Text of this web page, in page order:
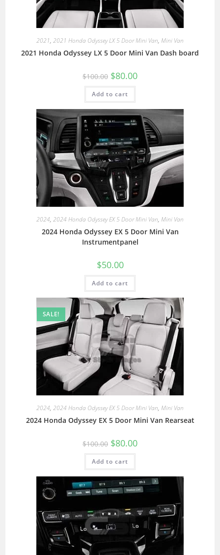
2021, 2021 Honda Odyssey LX 5 Door Mini Van, Mini Van
2021 Honda Odyssey LX 5 Door Mini Van Dash board
$100.00 $80.00
Add to cart
2024, 2024 Honda Odyssey EX 5 Door Mini Van, Mini Van
2024 Honda Odyssey EX 5 Door Mini Van
Instrumentpanel
$50.00
Add to cart
SALE!
2024, 2024 Honda Odyssey EX 5 Door Mini Van, Mini Van
2024 Honda Odyssey EX 5 Door Mini Van Rearseat
$100.00 $80.00
Add to cart